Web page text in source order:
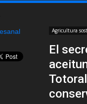
Agricultura
El